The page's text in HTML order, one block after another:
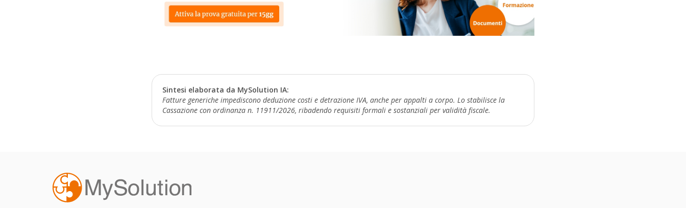
Sintesi elaborata da MySolution IA:
Fatture generiche impediscono deduzione costi e detrazione IVA, anche per appalti a corpo. Lo stabilisce la
Cassazione con ordinanza n. 11911/2026, ribadendo requisiti formali e sostanziali per validità fiscale.